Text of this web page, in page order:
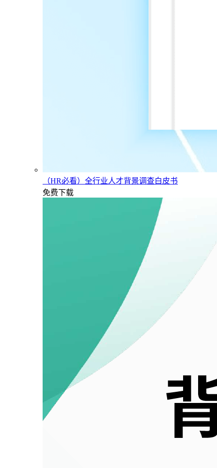
（HR必看）全行业人才背景调查白皮书
免费下载